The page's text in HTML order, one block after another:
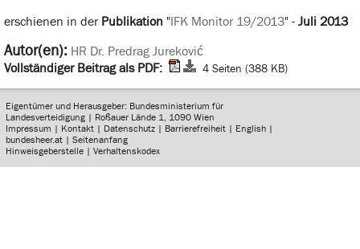
erschienen in der Publikation"IFK Monitor 19/2013" - Juli 2013
Autor(en): HR Dr. Predrag Jureković
Vollständiger Beitrag als PDF:
4 Seiten (388 KB)
Eigentümer und Herausgeber: Bundesministerium für
Landesverteidigung | Roßauer Lände 1, 1090 Wien
Impressum | Kontakt | Datenschutz | Barrierefreiheit | English |
bundesheer.at |Seitenanfang
Hinweisgeberstelle |Verhaltenskodex